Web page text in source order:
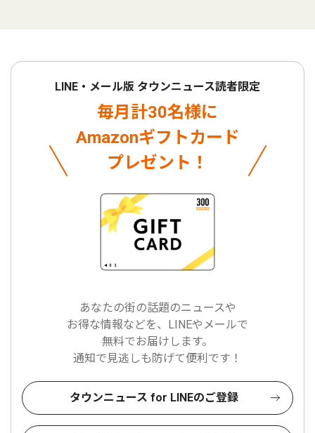
LINE・メール版 タウンニュース読者限定
毎月計30名様に
Amazonギフトカード
プレゼント！
あなたの街の話題のニュースや
お得な情報などを、LINEやメールで
無料でお届けします。
通知で見逃しも防げて便利です！
タウンニュース for LINEのご登録